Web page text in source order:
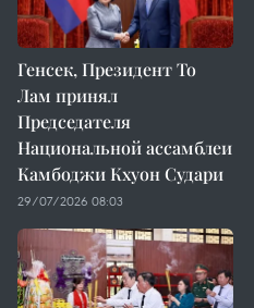
Генсек, Президент То
Лам принял
Председателя
Национальной ассамблеи
Камбоджи Кхуон Судари
29/07/2026 08:03